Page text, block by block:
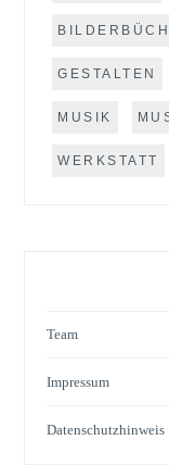
GESTALTEN
MUSIK
WERKSTATT
Team
Impressum
Datenschutzhinweis